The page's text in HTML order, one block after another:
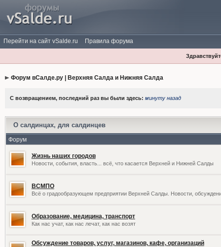
Перейти на сайт vSalde.ru Правила форума
Форум вСалде.ру | Верхняя Салда и Нижняя Салда
С возвращением, последний раз вы были здесь: минуту назад
О салдинцах, для салдинцев
Форум
Жизнь наших городов
Новости, события, власть... всё, что касается Верхней и Нижней Салды
ВСМПО
Всё о градообразующем предприятии Верхней Салды. Новости,
Образование, медицина, транспорт
Как нас учат, как нас лечат, как нас возят
Обсуждение товаров, услуг, магазинов, кафе, организаций